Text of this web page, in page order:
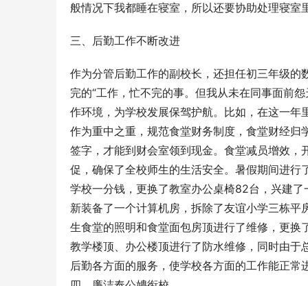
般情况下我都睡在寝室，所以还要协助处理寝室
三、后勤工作不断改进
作为分管后勤工作的副校长，还担任初三年级
完的“工作，忙不完的事。但我从未在同事面前
作环境，为学校发展保驾护航。比如，在这一
作为重中之重，规范食堂财务制度，食堂财经
签字，才能到财会室领到现金。食堂减员增效
促，确保了全校师生的生活安全。暑假期间进
学校一分钱，更换了教室办公桌椅82台，兴建
新装备了一个计算机房，拆除了友谊小学三栋
生食堂的照明和食堂面包房顶进行了维修，更
教学楼顶、办公楼顶进行了防水维修，同时由
后勤各方面的服务，使学校各方面的工作能正常